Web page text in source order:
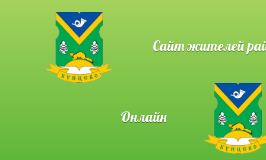
Сайт жителей
Онлайн